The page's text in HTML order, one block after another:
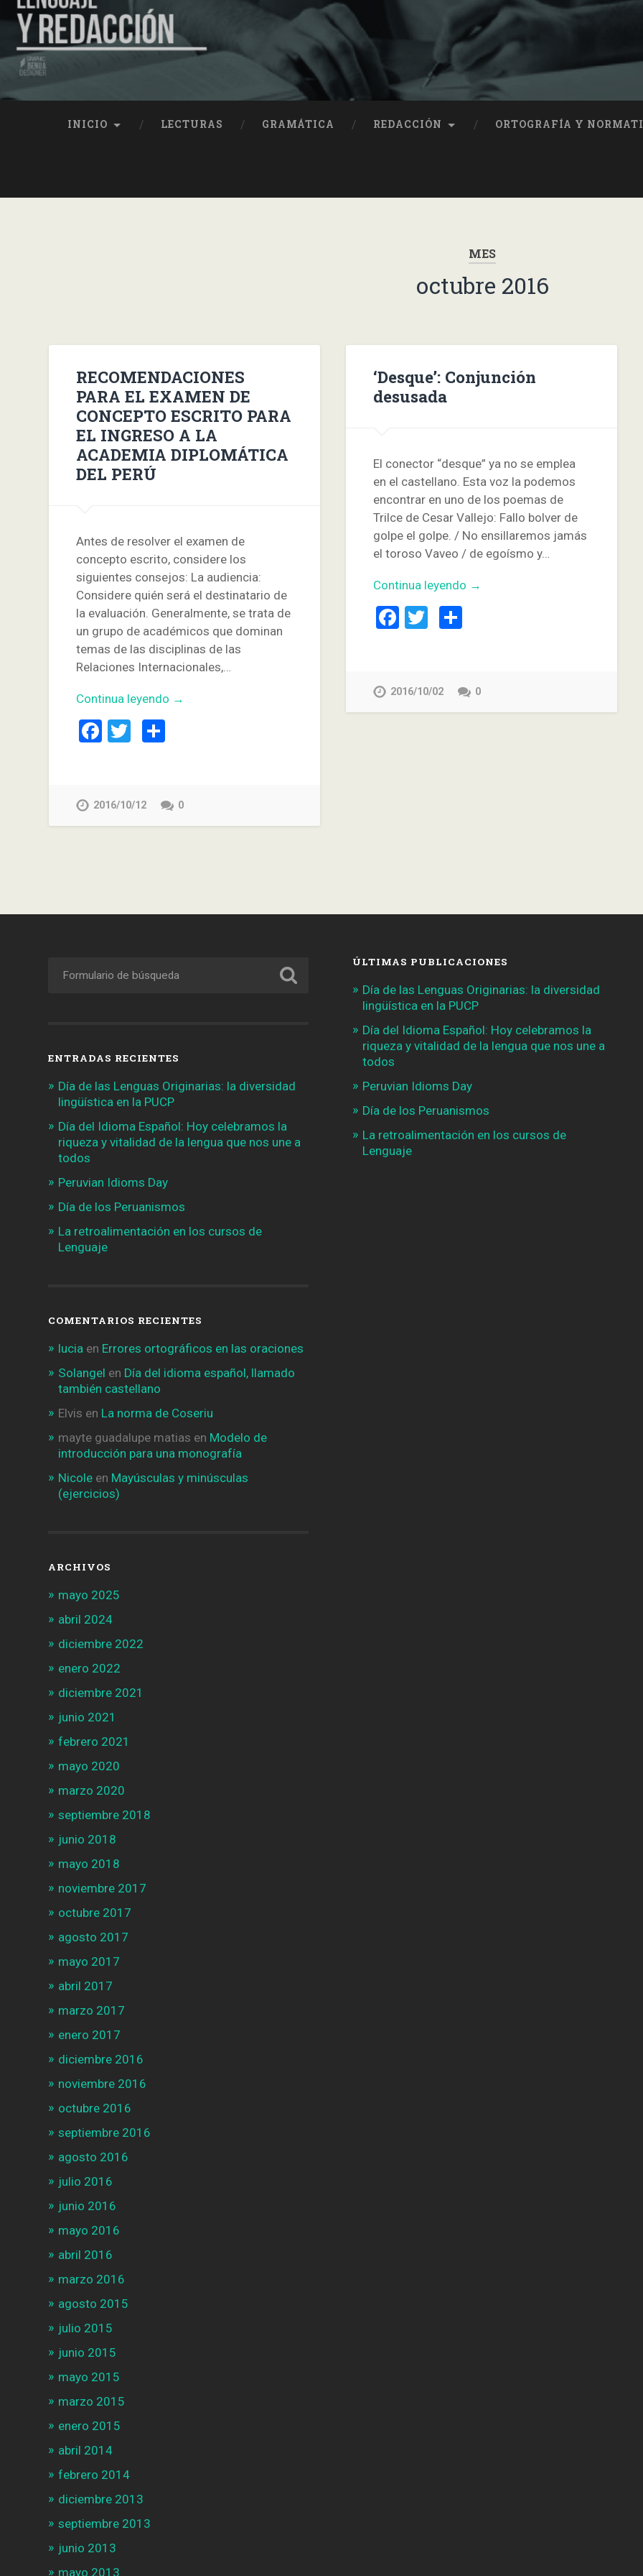
INICIO LECTURAS GRAMÁTICA REDACCIÓN ORTOGRAFÍA Y
MES
octubre 2016
RECOMENDACIONES
PARA EL EXAMEN DE
CONCEPTO ESCRITO PARA
EL INGRESO A LA
ACADEMIA DIPLOMÁTICA
DEL PERÚ
Antes de resolver el examen de
concepto escrito, considere los
siguientes consejos: La audiencia:
Considere quién será el destinatario de
la evaluación. Generalmente, se trata de
un grupo de académicos que dominan
temas de las disciplinas de las
Relaciones Internacionales,…
Continua leyendo →
Facebook
Twitter
2016/10/12 0
‘Desque’: Conjunción
desusada
El conector “desque” ya no se emplea
en el castellano. Esta voz la podemos
encontrar en uno de los poemas de
Trilce de Cesar Vallejo: Fallo bolver de
golpe el golpe. / No ensillaremos jamás
el toroso Vaveo / de egoísmo y…
Continua leyendo →
Facebook
Twitter
2016/10/02 0
ENTRADAS RECIENTES
Día de las Lenguas Originarias: la diversidad
lingüística en la PUCP
Día del Idioma Español: Hoy celebramos la
riqueza y vitalidad de la lengua que nos une a
todos
Peruvian Idioms Day
Día de los Peruanismos
La retroalimentación en los cursos de
Lenguaje
COMENTARIOS RECIENTES
lucia en Errores ortográficos en las oraciones
Solangel en Día del idioma español, llamado
también castellano
Elvis en La norma de Coseriu
mayte guadalupe matias en Modelo de
introducción para una monografía
Nicole en Mayúsculas y minúsculas
(ejercicios)
ARCHIVOS
mayo 2025
abril 2024
diciembre 2022
enero 2022
diciembre 2021
junio 2021
febrero 2021
mayo 2020
marzo 2020
septiembre 2018
junio 2018
mayo 2018
noviembre 2017
octubre 2017
agosto 2017
mayo 2017
abril 2017
marzo 2017
enero 2017
diciembre 2016
noviembre 2016
octubre 2016
septiembre 2016
agosto 2016
julio 2016
junio 2016
mayo 2016
abril 2016
marzo 2016
agosto 2015
julio 2015
junio 2015
mayo 2015
marzo 2015
enero 2015
abril 2014
febrero 2014
diciembre 2013
septiembre 2013
junio 2013
mayo 2013
ÚLTIMAS PUBLICACIONES
Día de las Lenguas Originarias: la diversidad
lingüística en la PUCP
Día del Idioma Español: Hoy celebramos la
riqueza y vitalidad de la lengua que nos une a
todos
Peruvian Idioms Day
Día de los Peruanismos
La retroalimentación en los cursos de
Lenguaje